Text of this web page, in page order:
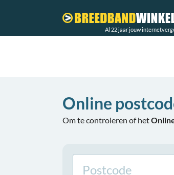
Al 22 jaar jouw
Online
Om te controleren of het